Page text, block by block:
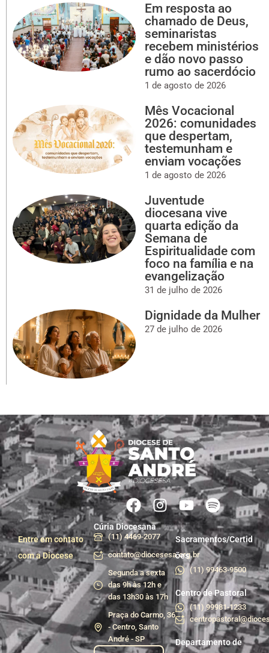
Em resposta ao
chamado de Deus,
seminaristas
recebem ministérios
e dão novo passo
rumo ao sacerdócio
1 de agosto de 2026
Mês Vocacional
2026: comunidades
que despertam,
testemunham e
enviam vocações
1 de agosto de 2026
Juventude
diocesana vive
quarta edição da
Semana de
Espiritualidade com
foco na família e na
evangelização
31 de julho de 2026
Dignidade da Mulher
27 de julho de 2026
Entre em contato
com a Diocese
Cúria Diocesana
(11) 4469-2077
contato@diocesesa.org.br
Segunda a sexta
das 9h às 12h e
das 13h30 às 17h
Praça do Carmo, 36
- Centro, Santo
André - SP
Sacramentos/Certid
ões
(11) 99463-9500
Centro de Pastoral
(11) 99981-1233
Departamento de